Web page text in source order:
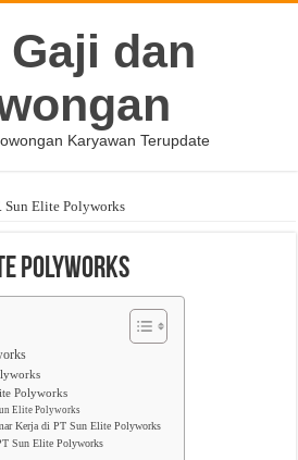
dan
Karyawan Terupdate
Sun Elite Polyworks
Polyworks
Polyworks
Elite Polyworks
Kerja di PT Sun Elite Polyworks
Sun Elite Polyworks